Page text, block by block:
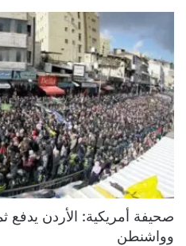
صحيفة أمريكية: الأردن يدفع
وواشنطن